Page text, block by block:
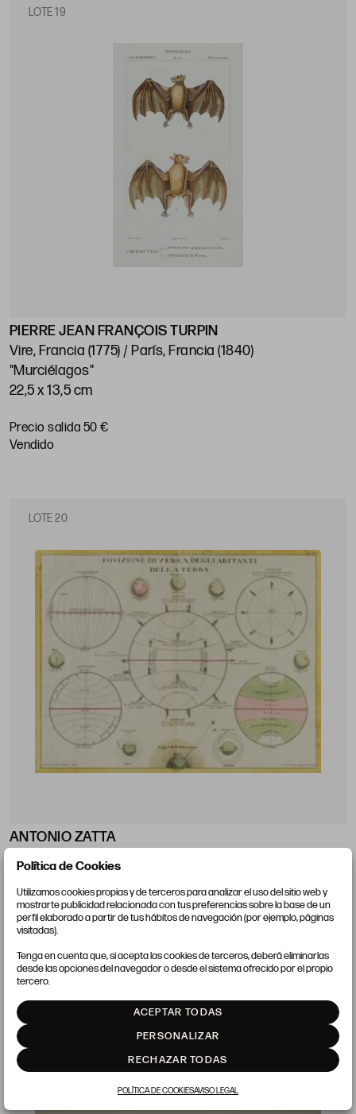
LOTE 19
PIERRE JEAN FRANÇOIS TURPIN
Vire, Francia (1775) / París, Francia (1840)
"Murciélagos"
22,5 x 13,5 cm
Precio salida 50 €
vendido
LOTE 20
ANTONIO ZATTA
Italia (act. 1757) / Venecia, Italia (1797)
Papel: 34,5 x 50 cm; huella: 32,5 x 40, 5 cm
Precio salida 150 €
vendido
Política de Cookies
Utilizamos cookies propias y de terceros para analizar el uso del sitio web y
mostrarte publicidad relacionada con tus preferencias sobre la base de un
perfil elaborado a partir de tus hábitos de navegación (por ejemplo, páginas
visitadas).
Tenga en cuenta que, si acepta las cookies de terceros, deberá eliminarlas
desde las opciones del navegador o desde el sistema ofrecido por el propio
tercero.
ACEPTAR TODAS
PERSONALIZAR
RECHAZAR TODAS
POLÍTICA DE COOKIESAVISO LEGAL